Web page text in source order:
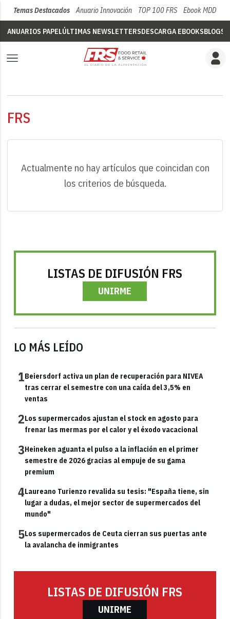
Temas Destacados Anuario Innovación TOP 100 FRS Ebook MDD
ANUARIOS PAPELÚLTIMAS NEWSLETTERSDESCARGA EBOOKSBLOGS
FRS
Actualmente no hay artículos que coincidan con
los criterios de búsqueda.
LISTAS DE DIFUSIÓN FRS
UNIRME
LO MÁS LEÍDO
1Beiersdorf activa un plan de recuperación para NIVEA
tras cerrar el semestre con una caída del 3,5% en
ventas
2Los supermercados ajustan el stock en agosto para
frenar las mermas por el calor y el éxodo vacacional
3Heineken aguanta el pulso a la inflación en el primer
semestre de 2026 gracias al empuje de su gama
premium
4Laureano Turienzo revalida su tesis: "España tiene, sin
lugar a dudas, el mejor sector de supermercados del
mundo"
5Los supermercados de Ceuta cierran sus puertas ante
la avalancha de inmigrantes
LISTAS DE DIFUSIÓN FRS
UNIRME